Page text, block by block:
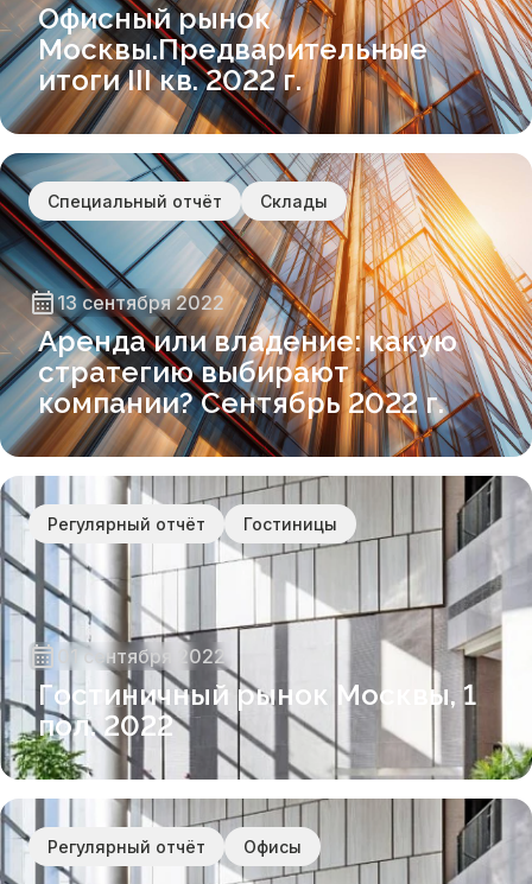
Офисный рынок
Москвы.Предварительные
итоги III кв. 2022 г.
Специальный отчёт Склады
13 сентября 2022
Аренда или владение: какую
стратегию выбирают
компании? Сентябрь 2022 г.
Регулярный отчёт Гостиницы
01 сентября 2022
Гостиничный рынок Москвы, 1
пол. 2022
Регулярный отчёт Офисы